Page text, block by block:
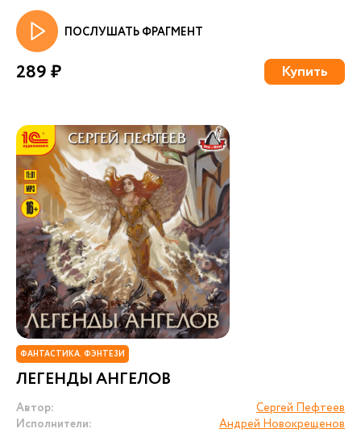
ПОСЛУШАТЬ ФРАГМЕНТ
289 ₽ Купить
ФАНТАСТИКА. ФЭНТЕЗИ
ЛЕГЕНДЫ АНГЕЛОВ
Автор:
Сергей Пефтеев
Исполнители:
Андрей Новокрещенов